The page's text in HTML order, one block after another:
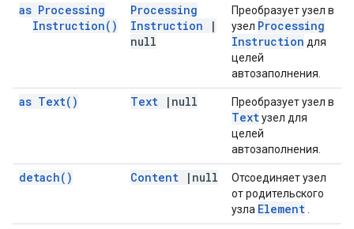
as Processing
Instruction( )
Processing
Instruction
|
null
Преобразует узел в
узел Processing
Instruction для
целей
автозаполнения.
as Text( ) Text | null Преобразует узел в
Textузел для
целей
автозаполнения.
detach( ) Content | null
Отсоединяет узел
от родительского
узла Element